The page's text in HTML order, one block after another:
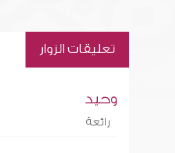
تعليقات الزوار
وحيد
رائعة